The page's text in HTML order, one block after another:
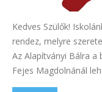
Kedves Szülők!
rendez, melyre
Az Alapítványi Bálra
Fejes Magdolnánál